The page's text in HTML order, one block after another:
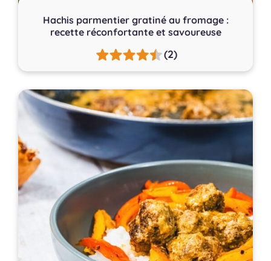
Hachis parmentier gratiné au fromage :
recette réconfortante et savoureuse
(2)